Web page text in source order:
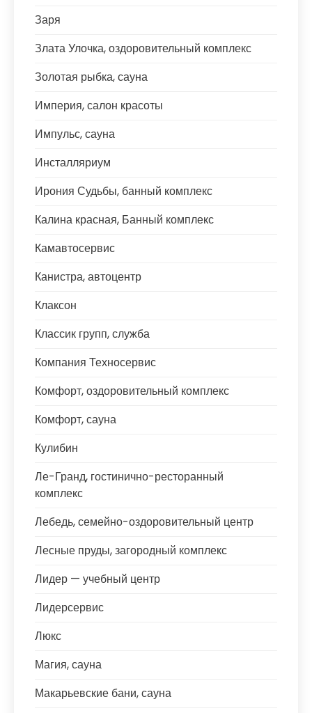
Заря
Злата Улочка, оздоровительный комплекс
Золотая рыбка, сауна
Империя, салон красоты
Импульс, сауна
Инсталляриум
Ирония Судьбы, банный комплекс
Калина красная, Банный комплекс
Камавтосервис
Канистра, автоцентр
Клаксон
Классик групп, служба
Компания Техносервис
Комфорт, оздоровительный комплекс
Комфорт, сауна
Кулибин
Ле-Гранд, гостинично-ресторанный
комплекс
Лебедь, семейно-оздоровительный центр
Лесные пруды, загородный комплекс
Лидер — учебный центр
Лидерсервис
Люкс
Магия, сауна
Макарьевские бани, сауна